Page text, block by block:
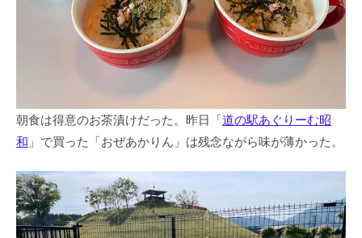
朝食は得意のお茶漬けだった。昨日「道の駅あぐりーむ昭
和 」で買った「おぜあかりん」は残念ながら味が薄かった。